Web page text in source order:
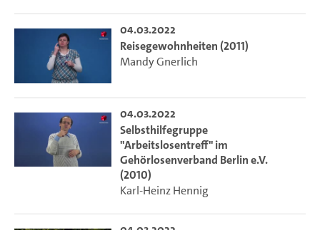
04.03.2022
Reisegewohnheiten (2011)
Mandy Gnerlich
04.03.2022
Selbsthilfegruppe
"Arbeitslosentreff" im
Gehörlosenverband Berlin e.V.
(2010)
Karl-Heinz Hennig